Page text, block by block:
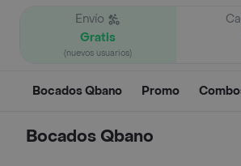
Envío
Gratis
(nuevos usuarios)
Bocados Qbano Promo
Bocados Qbano